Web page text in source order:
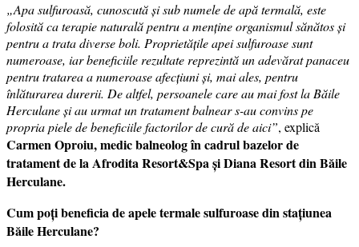
„Apa sulfuroasă, cunoscută și sub numele de apă termală, este
folosită ca terapie naturală pentru a menține organismul sănătos și
pentru a trata diverse boli. Proprietățile apei sulfuroase sunt
numeroase, iar beneficiile rezultate reprezintă un adevărat panaceu
pentru tratarea a numeroase afecțiuni și, mai ales, pentru
înlăturarea durerii. De altfel, persoanele care au mai fost la Băile
Herculane și au urmat un tratament balnear s-au convins pe
propria piele de beneficiile factorilor de cură de aici”, explică
Carmen Oproiu, medic balneolog în cadrul bazelor de
tratament de la Afrodita Resort&Spa și Diana Resort din Băile
Herculane.
Cum poți beneficia de apele termale sulfuroase din stațiunea
Băile Herculane?